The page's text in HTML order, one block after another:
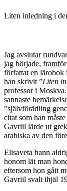
Liten inledning i
Jag avslutar
jag började,
författat en lärobok
han skrivit ”Liten
professor i
sannaste
”självförädling
citat som han
Gavriil lärde ut
arabiska av den
Elisaveta hann
honom lät man
eftersom hon gått
Gavriil svalt ihjäl